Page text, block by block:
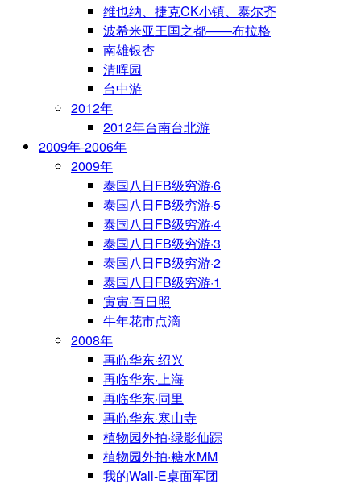
维也纳、捷克CK小镇、泰尔齐
波希米亚王国之都——布拉格
南雄银杏
清晖园
台中游
2012年
2012年台南台北游
2009年-2006年
2009年
泰国八日FB级穷游·6
泰国八日FB级穷游·5
泰国八日FB级穷游·4
泰国八日FB级穷游·3
泰国八日FB级穷游·2
泰国八日FB级穷游·1
寅寅·百日照
牛年花市点滴
2008年
再临华东·绍兴
再临华东·上海
再临华东·同里
再临华东·寒山寺
植物园外拍·绿影仙踪
植物园外拍·糖水MM
我的Wall-E桌面军团